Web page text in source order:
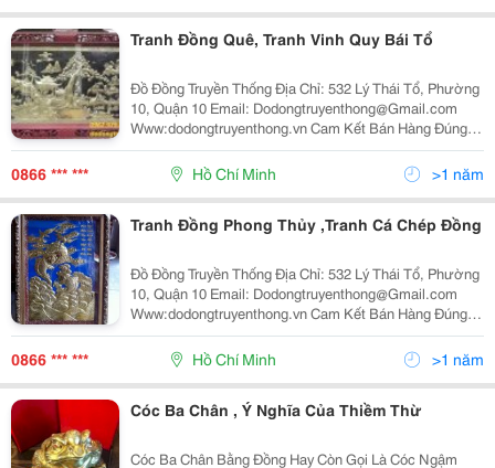
Tranh Đồng Quê, Tranh Vinh Quy Bái Tổ
Đồ Đồng Truyền Thống Địa Chỉ: 532 Lý Thái Tổ, Phường
10, Quận 10 Email: Dodongtruyenthong@Gmail.com
Www:dodongtruyenthong.vn Cam Kết Bán Hàng Đúng
Giá,Đúng Chất Lượng Uy Tín Là Hàng Đầu Đt:
0984.246.198 - 0962.979.
0866 *** *** Hồ Chí Minh >1 năm
Tranh Đồng Phong Thủy ,Tranh Cá Chép Đồng
Đồ Đồng Truyền Thống Địa Chỉ: 532 Lý Thái Tổ, Phường
10, Quận 10 Email: Dodongtruyenthong@Gmail.com
Www:dodongtruyenthong.vn Cam Kết Bán Hàng Đúng
Giá,Đúng Chất Lượng Uy Tín Là Hàng Đầu Đt:
0984.246.198 - 0962.979.
0866 *** *** Hồ Chí Minh >1 năm
Cóc Ba Chân , Ý Nghĩa Của Thiềm Thừ
Cóc Ba Chân Bằng Đồng Hay Còn Gọi Là Cóc Ngậm